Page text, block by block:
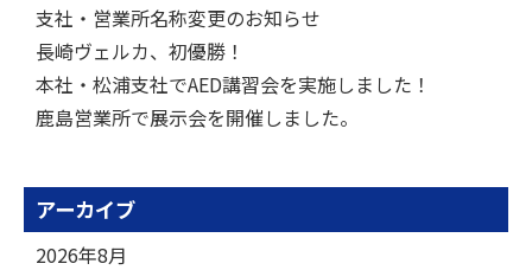
支社・営業所名称変更のお知らせ
長崎ヴェルカ、初優勝！
本社・松浦支社でAED講習会を実施しました！
鹿島営業所で展示会を開催しました。
アーカイブ
2026年8月